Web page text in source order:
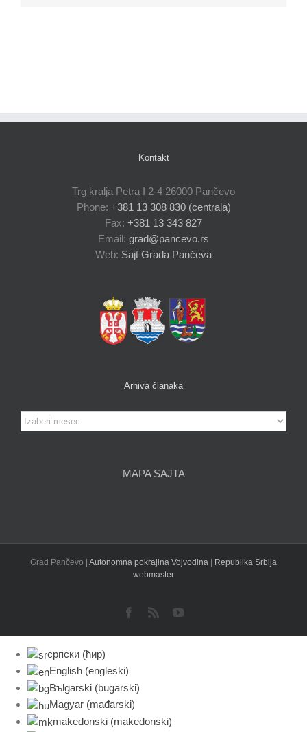
Kontakt
Trg kralja Petra I 2-4 26000 Pančevo
Phone: +381 13 308 830 (centrala)
Fax: +381 13 343 827
Email: grad@pancevo.rs
Web: Sajt Grada Pančeva
Arhiva članaka
Arhiva
članaka
MAPA SAJTA
Grad Pančevo | Autonomna pokrajina Vojvodina | Republika Srbija
webmaster
Facebook
Rss YouTube
српски (ћир)
English (engleski)
Bъlgarski (bugarski)
Magyar (mađarski)
makedonski (makedonski)